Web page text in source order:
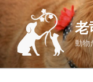
ン
テ
老
動物